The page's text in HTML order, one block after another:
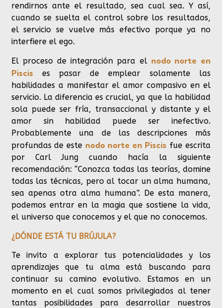
rendirnos ante el resultado, sea cual sea. Y así,
cuando se suelta el control sobre los resultados,
el servicio se vuelve más efectivo porque ya no
interfiere el ego.
El proceso de integración para el nodo norte en
Piscis es pasar de emplear solamente las
habilidades a manifestar el amor compasivo en el
servicio. La diferencia es crucial, ya que la habilidad
sola puede ser fría, transaccional y distante y el
amor sin habilidad puede ser inefectivo.
Probablemente una de las descripciones más
profundas de este nodo norte en Piscis fue escrita
por Carl Jung cuando hacía la siguiente
recomendación: “Conozca todas las teorías, domine
todas las técnicas, pero al tocar un alma humana,
sea apenas otra alma humana”. De esta manera,
podemos entrar en la magia que sostiene la vida,
el universo que conocemos y el que no conocemos.
¿DÓNDE ESTÁ TU BRÚJULA?
Te invito a explorar tus potencialidades y los
aprendizajes que tu alma está buscando para
continuar su camino evolutivo. Estamos en un
momento en el cual somos privilegiados al tener
tantas posibilidades para desarrollar nuestros